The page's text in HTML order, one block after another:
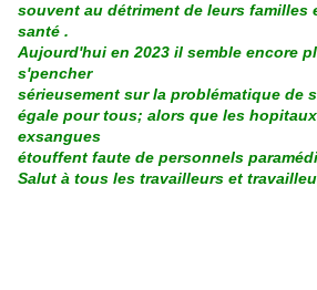
souvent au détriment de leurs familles
santé .
Aujourd'hui en 2023 il semble encore
s'pencher
sérieusement sur la problématique de
égale pour tous; alors que les
exsangues
étouffent faute de personnels
Salut à tous les travailleurs et